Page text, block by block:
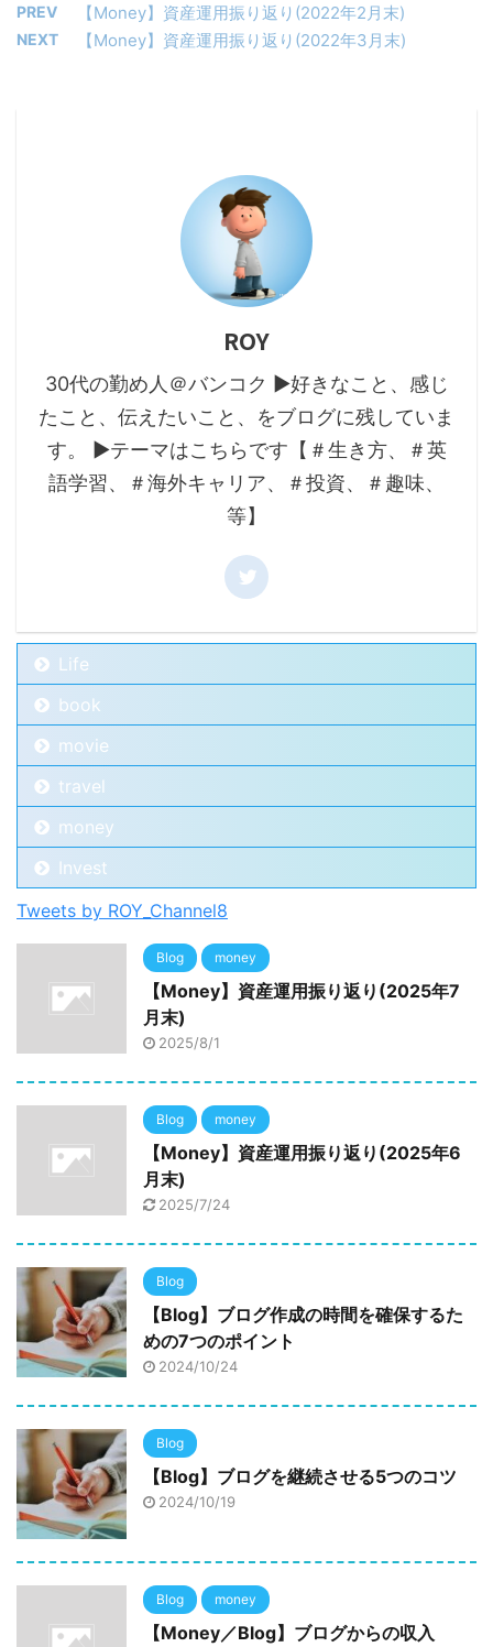
PREV 【Money】資産運用振り返り(2022年2月末)
NEXT 【Money】資産運用振り返り(2022年3月末)
ROY
30代の勤め人＠バンコク ▶好きなこと、感じ
たこと、伝えたいこと、をブログに残していま
す。 ▶テーマはこちらです【＃生き方、＃英
語学習、＃海外キャリア、＃投資、＃趣味、
等】
Life
book
movie
travel
money
Invest
Tweets by ROY_Channel8
Blog money
【Money】資産運用振り返り(2025年7
月末)
2025/8/1
Blog money
【Money】資産運用振り返り(2025年6
月末)
2025/7/24
Blog
【Blog】ブログ作成の時間を確保するた
めの7つのポイント
2024/10/24
Blog
【Blog】ブログを継続させる5つのコツ
2024/10/19
Blog money
【Money／Blog】ブログからの収入